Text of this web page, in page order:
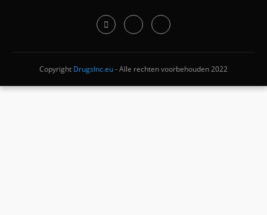
Copyright DrugsInc.eu- Alle rechten voorbehouden 2022